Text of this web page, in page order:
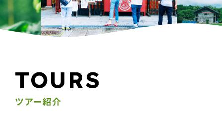
TOURS
ツアー紹介